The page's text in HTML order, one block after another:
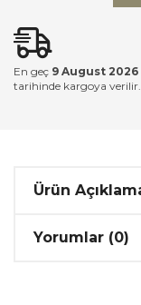
En geç 9 August 2026
tarihinde kargoya verilir.
Ürün
Yorumlar (0)